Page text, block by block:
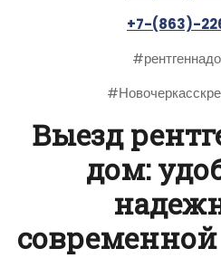
+7-(863)-
Выезд
дом: